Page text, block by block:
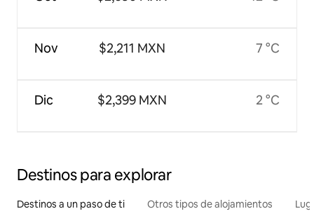
Nov
Dic
$2,211 MXN
$2,399 MXN
7 °C
2 °C
Destinos para explorar
Destinos a un paso de ti Otros tipos de alojamientos